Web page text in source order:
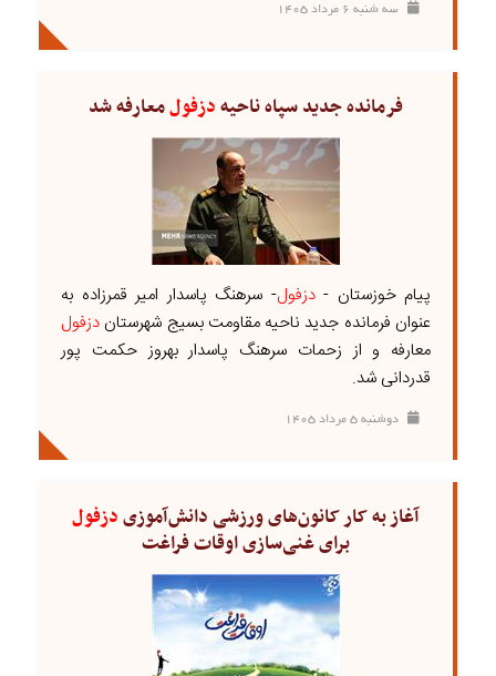
سه شنبه ۶ مرداد ۱۴۰۵
فرمانده جدید سپاه ناحیهدزفولمعارفه شد
پیام خوزستان -دزفول- سرهنگ پاسدار امیر قمرزاده به
عنوان فرمانده جدید ناحیه مقاومت بسیج شهرستان دزفول
معارفه و از زحمات سرهنگ پاسدار بهروز حکمت پور
قدردانی شد.
دوشنبه ۵ مرداد ۱۴۰۵
آغاز به کار کانون‌های ورزشی دانش‌آموزیدزفول
برای غنی‌سازی اوقات فراغت